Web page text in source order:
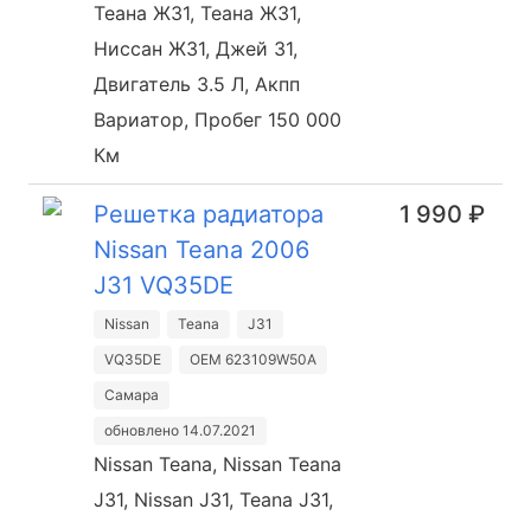
Теана Ж31, Теана Ж31,
Ниссан Ж31, Джей 31,
Двигатель 3.5 Л, Акпп
Вариатор, Пробег 150 000
Км
Решетка радиатора
Nissan Teana 2006
J31 VQ35DE
Nissan Teana
J31
VQ35DE
OEM 623109W50A
Самара
обновлено 14.07.2021
Nissan Teana, Nissan Teana
J31, Nissan J31, Teana J31,
1 990 ₽